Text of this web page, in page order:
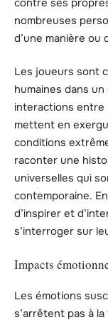
nombreuses
d’une manière ou
Les joueurs sont
humaines dans
interactions entre
mettent en
conditions
raconter une
universelles qui
contemporaine.
d’inspirer et
s’interroger sur
Impacts
Les émotions
s’arrêtent pas à